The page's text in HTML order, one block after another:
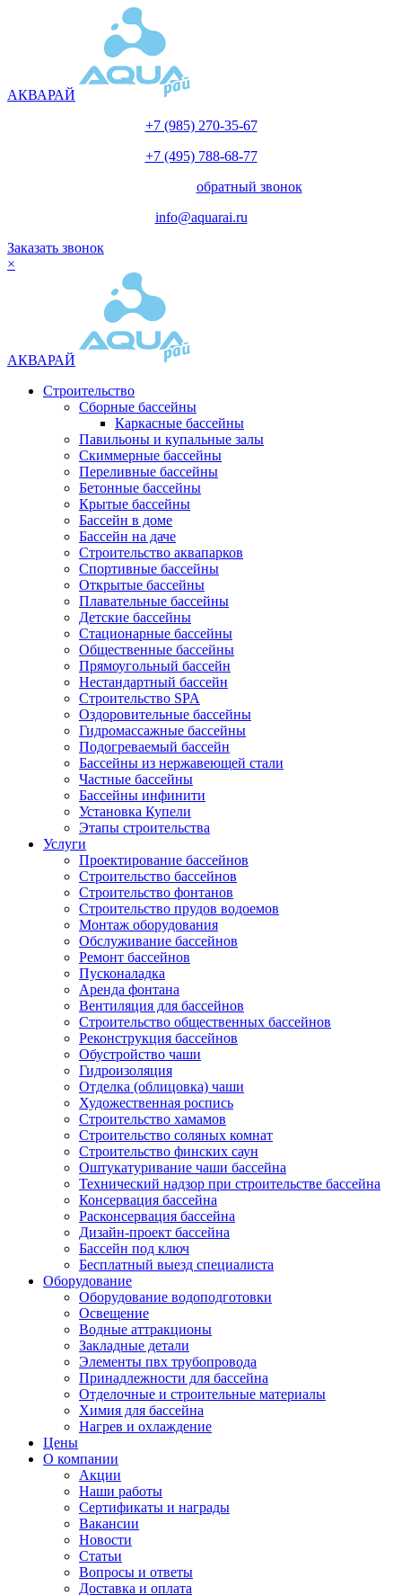
АКВАРАЙ
+7 (985) 270-35-67
+7 (495) 788-68-77
обратный звонок
info@aquarai.ru
Заказать звонок
×
АКВАРАЙ
Строительство
Сборные бассейны
Каркасные бассейны
Павильоны и купальные залы
Скиммерные бассейны
Переливные бассейны
Бетонные бассейны
Крытые бассейны
Бассейн в доме
Бассейн на даче
Строительство аквапарков
Спортивные бассейны
Открытые бассейны
Плавательные бассейны
Детские бассейны
Стационарные бассейны
Общественные бассейны
Прямоугольный бассейн
Нестандартный бассейн
Строительство SPA
Оздоровительные бассейны
Гидромассажные бассейны
Подогреваемый бассейн
Бассейны из нержавеющей стали
Частные бассейны
Бассейны инфинити
Установка Купели
Этапы строительства
Услуги
Проектирование бассейнов
Строительство бассейнов
Строительство фонтанов
Строительство прудов водоемов
Монтаж оборудования
Обслуживание бассейнов
Ремонт бассейнов
Пусконаладка
Аренда фонтана
Вентиляция для бассейнов
Строительство общественных бассейнов
Реконструкция бассейнов
Обустройство чаши
Гидроизоляция
Отделка (облицовка) чаши
Художественная роспись
Строительство хамамов
Строительство соляных комнат
Строительство финских саун
Оштукатуривание чаши бассейна
Технический надзор при строительстве бассейна
Консервация бассейна
Расконсервация бассейна
Дизайн-проект бассейна
Бассейн под ключ
Бесплатный выезд специалиста
Оборудование
Оборудование водоподготовки
Освещение
Водные аттракционы
Закладные детали
Элементы пвх трубопровода
Принадлежности для бассейна
Отделочные и строительные материалы
Химия для бассейна
Нагрев и охлаждение
Цены
О компании
Акции
Наши работы
Сертификаты и награды
Вакансии
Новости
Статьи
Вопросы и ответы
Доставка и оплата